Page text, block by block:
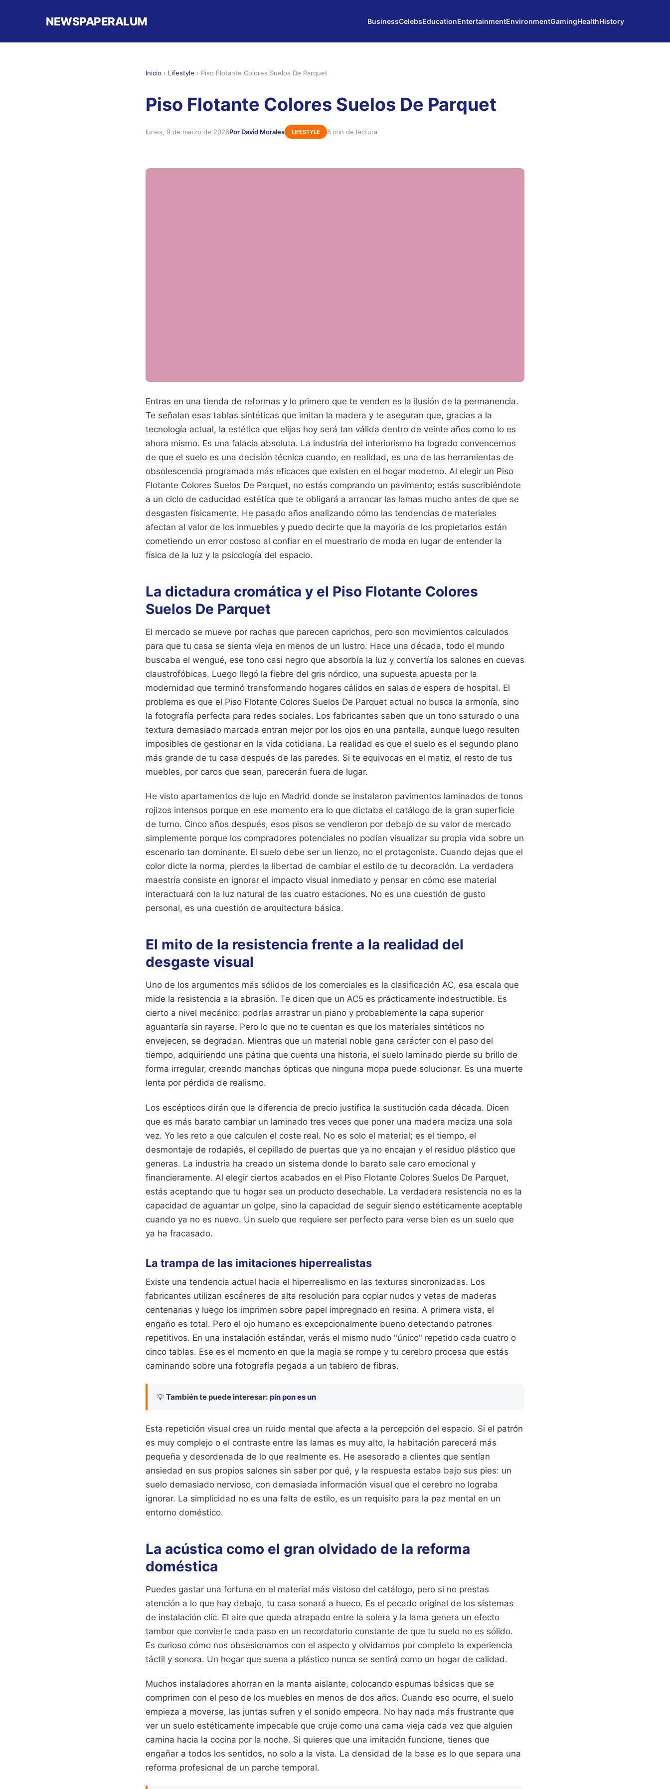
NEWSPAPERALUM BusinessCelebsEducationEntertainmentEnvironmentGamingHealthHistory
Inicio › Lifestyle › Piso Flotante Colores Suelos De Parquet
Piso Flotante Colores Suelos De Parquet
lunes, 9 de marzo de 2026Por David Morales LIFESTYLE 8 min de lectura
Entras en una tienda de reformas y lo primero que te venden es la ilusión de la permanencia.
Te señalan esas tablas sintéticas que imitan la madera y te aseguran que, gracias a la
tecnología actual, la estética que elijas hoy será tan válida dentro de veinte años como lo es
ahora mismo. Es una falacia absoluta. La industria del interiorismo ha logrado convencernos
de que el suelo es una decisión técnica cuando, en realidad, es una de las herramientas de
obsolescencia programada más eficaces que existen en el hogar moderno. Al elegir un Piso
Flotante Colores Suelos De Parquet, no estás comprando un pavimento; estás suscribiéndote
a un ciclo de caducidad estética que te obligará a arrancar las lamas mucho antes de que se
desgasten físicamente. He pasado años analizando cómo las tendencias de materiales
afectan al valor de los inmuebles y puedo decirte que la mayoría de los propietarios están
cometiendo un error costoso al confiar en el muestrario de moda en lugar de entender la
física de la luz y la psicología del espacio.
La dictadura cromática y el Piso Flotante Colores
Suelos De Parquet
El mercado se mueve por rachas que parecen caprichos, pero son movimientos calculados
para que tu casa se sienta vieja en menos de un lustro. Hace una década, todo el mundo
buscaba el wengué, ese tono casi negro que absorbía la luz y convertía los salones en cuevas
claustrofóbicas. Luego llegó la fiebre del gris nórdico, una supuesta apuesta por la
modernidad que terminó transformando hogares cálidos en salas de espera de hospital. El
problema es que el Piso Flotante Colores Suelos De Parquet actual no busca la armonía, sino
la fotografía perfecta para redes sociales. Los fabricantes saben que un tono saturado o una
textura demasiado marcada entran mejor por los ojos en una pantalla, aunque luego resulten
imposibles de gestionar en la vida cotidiana. La realidad es que el suelo es el segundo plano
más grande de tu casa después de las paredes. Si te equivocas en el matiz, el resto de tus
muebles, por caros que sean, parecerán fuera de lugar.
He visto apartamentos de lujo en Madrid donde se instalaron pavimentos laminados de tonos
rojizos intensos porque en ese momento era lo que dictaba el catálogo de la gran superficie
de turno. Cinco años después, esos pisos se vendieron por debajo de su valor de mercado
simplemente porque los compradores potenciales no podían visualizar su propia vida sobre un
escenario tan dominante. El suelo debe ser un lienzo, no el protagonista. Cuando dejas que el
color dicte la norma, pierdes la libertad de cambiar el estilo de tu decoración. La verdadera
maestría consiste en ignorar el impacto visual inmediato y pensar en cómo ese material
interactuará con la luz natural de las cuatro estaciones. No es una cuestión de gusto
personal, es una cuestión de arquitectura básica.
El mito de la resistencia frente a la realidad del
desgaste visual
Uno de los argumentos más sólidos de los comerciales es la clasificación AC, esa escala que
mide la resistencia a la abrasión. Te dicen que un AC5 es prácticamente indestructible. Es
cierto a nivel mecánico: podrías arrastrar un piano y probablemente la capa superior
aguantaría sin rayarse. Pero lo que no te cuentan es que los materiales sintéticos no
envejecen, se degradan. Mientras que un material noble gana carácter con el paso del
tiempo, adquiriendo una pátina que cuenta una historia, el suelo laminado pierde su brillo de
forma irregular, creando manchas ópticas que ninguna mopa puede solucionar. Es una muerte
lenta por pérdida de realismo.
Los escépticos dirán que la diferencia de precio justifica la sustitución cada década. Dicen
que es más barato cambiar un laminado tres veces que poner una madera maciza una sola
vez. Yo les reto a que calculen el coste real. No es solo el material; es el tiempo, el
desmontaje de rodapiés, el cepillado de puertas que ya no encajan y el residuo plástico que
generas. La industria ha creado un sistema donde lo barato sale caro emocional y
financieramente. Al elegir ciertos acabados en el Piso Flotante Colores Suelos De Parquet,
estás aceptando que tu hogar sea un producto desechable. La verdadera resistencia no es la
capacidad de aguantar un golpe, sino la capacidad de seguir siendo estéticamente aceptable
cuando ya no es nuevo. Un suelo que requiere ser perfecto para verse bien es un suelo que
ya ha fracasado.
La trampa de las imitaciones hiperrealistas
Existe una tendencia actual hacia el hiperrealismo en las texturas sincronizadas. Los
fabricantes utilizan escáneres de alta resolución para copiar nudos y vetas de maderas
centenarias y luego los imprimen sobre papel impregnado en resina. A primera vista, el
engaño es total. Pero el ojo humano es excepcionalmente bueno detectando patrones
repetitivos. En una instalación estándar, verás el mismo nudo "único" repetido cada cuatro o
cinco tablas. Ese es el momento en que la magia se rompe y tu cerebro procesa que estás
caminando sobre una fotografía pegada a un tablero de fibras.
💡 También te puede interesar: pin pon es un
Esta repetición visual crea un ruido mental que afecta a la percepción del espacio. Si el patrón
es muy complejo o el contraste entre las lamas es muy alto, la habitación parecerá más
pequeña y desordenada de lo que realmente es. He asesorado a clientes que sentían
ansiedad en sus propios salones sin saber por qué, y la respuesta estaba bajo sus pies: un
suelo demasiado nervioso, con demasiada información visual que el cerebro no lograba
ignorar. La simplicidad no es una falta de estilo, es un requisito para la paz mental en un
entorno doméstico.
La acústica como el gran olvidado de la reforma
doméstica
Puedes gastar una fortuna en el material más vistoso del catálogo, pero si no prestas
atención a lo que hay debajo, tu casa sonará a hueco. Es el pecado original de los sistemas
de instalación clic. El aire que queda atrapado entre la solera y la lama genera un efecto
tambor que convierte cada paso en un recordatorio constante de que tu suelo no es sólido.
Es curioso cómo nos obsesionamos con el aspecto y olvidamos por completo la experiencia
táctil y sonora. Un hogar que suena a plástico nunca se sentirá como un hogar de calidad.
Muchos instaladores ahorran en la manta aislante, colocando espumas básicas que se
comprimen con el peso de los muebles en menos de dos años. Cuando eso ocurre, el suelo
empieza a moverse, las juntas sufren y el sonido empeora. No hay nada más frustrante que
ver un suelo estéticamente impecable que cruje como una cama vieja cada vez que alguien
camina hacia la cocina por la noche. Si quieres que una imitación funcione, tienes que
engañar a todos los sentidos, no solo a la vista. La densidad de la base es lo que separa una
reforma profesional de un parche temporal.